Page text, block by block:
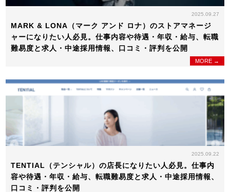
2025.09.27
MARK & LONA（マーク アンド ロナ）のストアマネージ
ャーになりたい人必見。仕事内容や待遇・年収・給与、転職
難易度と求人・中途採用情報、口コミ・評判を公開
MORE →
2025.09.22
TENTIAL（テンシャル）の店長になりたい人必見。仕事内
容や待遇・年収・給与、転職難易度と求人・中途採用情報、
口コミ・評判を公開